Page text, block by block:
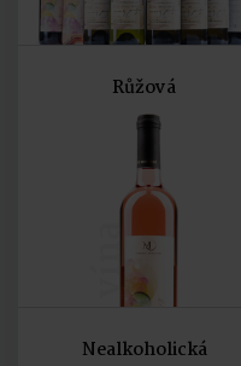
Růžová
vína
Nealkoholická